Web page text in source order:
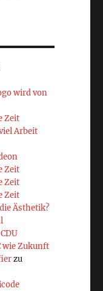
wird von
Zeit
Arbeit
Zeit
Zeit
Zeit
Ästhetik?
wie Zukunft
zu